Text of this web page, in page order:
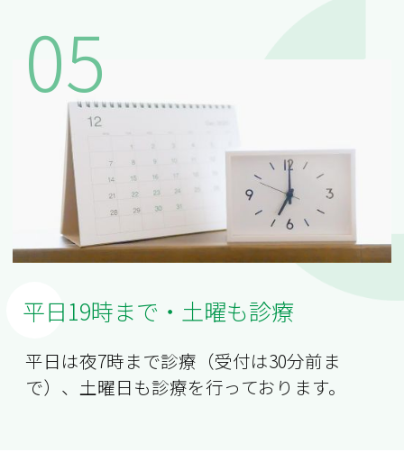
平日19時まで・土曜も診療
平日は夜7時まで診療（受付は30分前ま
で）、土曜日も診療を行っております。
05